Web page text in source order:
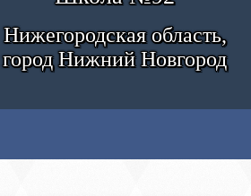
Нижегородская область,
город Нижний Новгород